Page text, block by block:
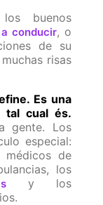
buenos
conducir, o
de su
risas
Es una
tal cual és.
gente. Los
especial:
médicos de
los
y los